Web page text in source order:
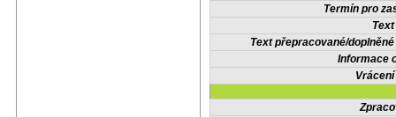
Termín pro
Text přepracované/
Informace